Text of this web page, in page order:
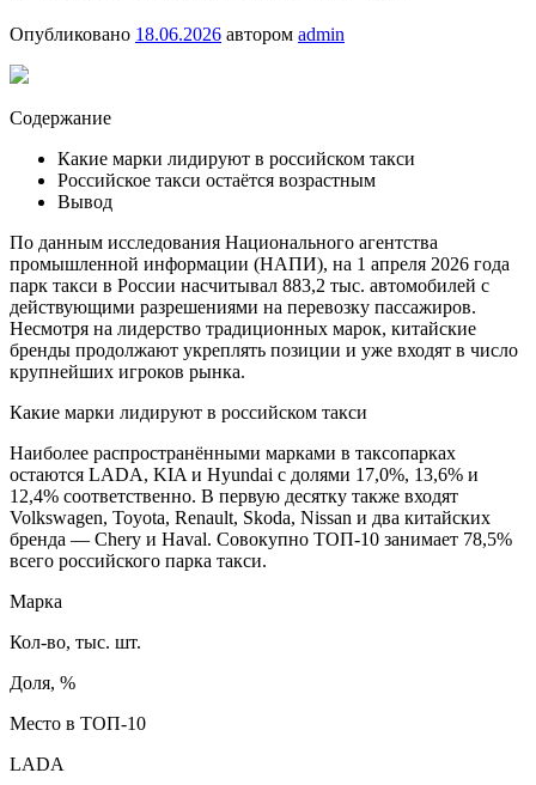
Опубликовано 18.06.2026 автором admin
Содержание
Какие марки лидируют в российском такси
Российское такси остаётся возрастным
Вывод
По данным исследования Национального агентства
промышленной информации (НАПИ), на 1 апреля 2026 года
парк такси в России насчитывал 883,2 тыс. автомобилей с
действующими разрешениями на перевозку пассажиров.
Несмотря на лидерство традиционных марок, китайские
бренды продолжают укреплять позиции и уже входят в число
крупнейших игроков рынка.
Какие марки лидируют в российском такси
Наиболее распространёнными марками в таксопарках
остаются LADA, KIA и Hyundai с долями 17,0%, 13,6% и
12,4% соответственно. В первую десятку также входят
Volkswagen, Toyota, Renault, Skoda, Nissan и два китайских
бренда — Chery и Haval. Совокупно ТОП-10 занимает 78,5%
всего российского парка такси.
Марка
Кол-во, тыс. шт.
Доля, %
Место в ТОП-10
LADA